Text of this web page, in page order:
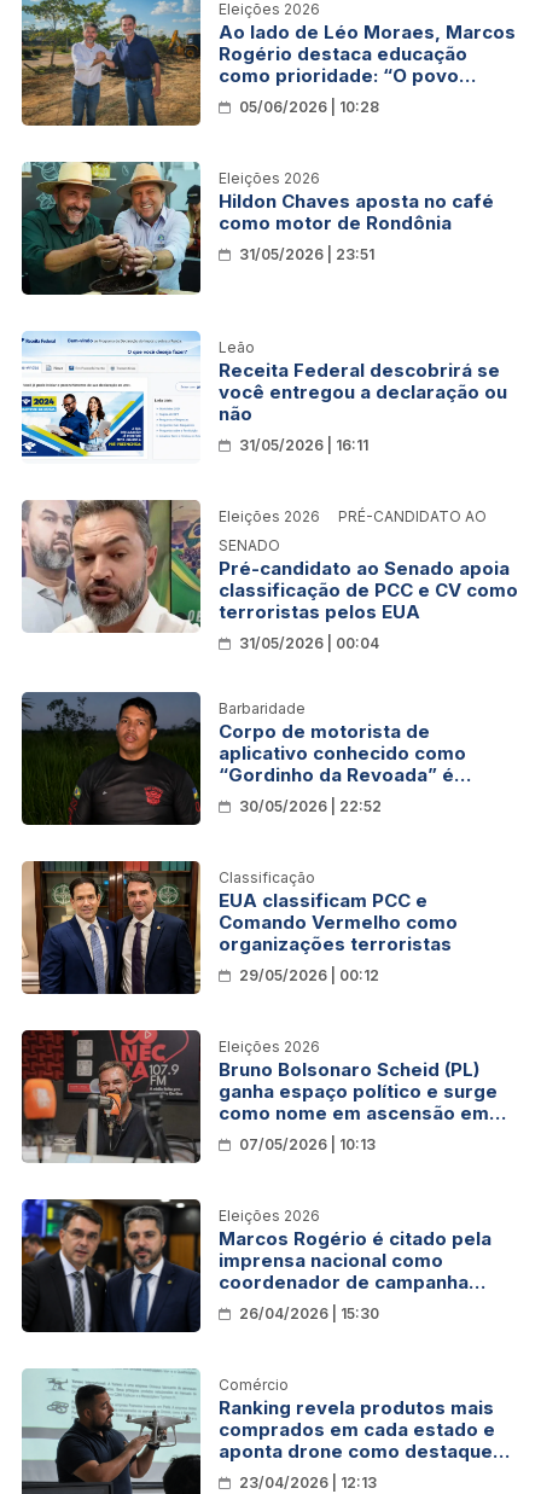
Eleições 2026
Ao lado de Léo Moraes, Marcos
Rogério destaca educação
como prioridade: “O povo
merece investimentos que
ajudem a construir um futuro
05/06/2026 | 10:28
Eleições 2026
Hildon Chaves aposta no café
como motor de Rondônia
31/05/2026 | 23:51
Leão
Receita Federal descobrirá se
você entregou a declaração ou
não
31/05/2026 | 16:11
Eleições 2026
PRÉ-CANDIDATO AO
SENADO
Pré-candidato ao Senado apoia
classificação de PCC e CV como
terroristas pelos EUA
31/05/2026 | 00:04
Barbaridade
Corpo de motorista de
aplicativo conhecido como
“Gordinho da Revoada” é
localizado
30/05/2026 | 22:52
Classificação
EUA classificam PCC e
Comando Vermelho como
organizações terroristas
29/05/2026 | 00:12
Eleições 2026
Bruno Bolsonaro Scheid (PL)
ganha espaço político e surge
como nome em ascensão em
Rondônia
07/05/2026 | 10:13
Eleições 2026
Marcos Rogério é citado pela
imprensa nacional como
coordenador de campanha
presidencial em Rondônia
26/04/2026 | 15:30
Comércio
Ranking revela produtos mais
comprados em cada estado e
aponta drone como destaque
em Rondônia
23/04/2026 | 12:13